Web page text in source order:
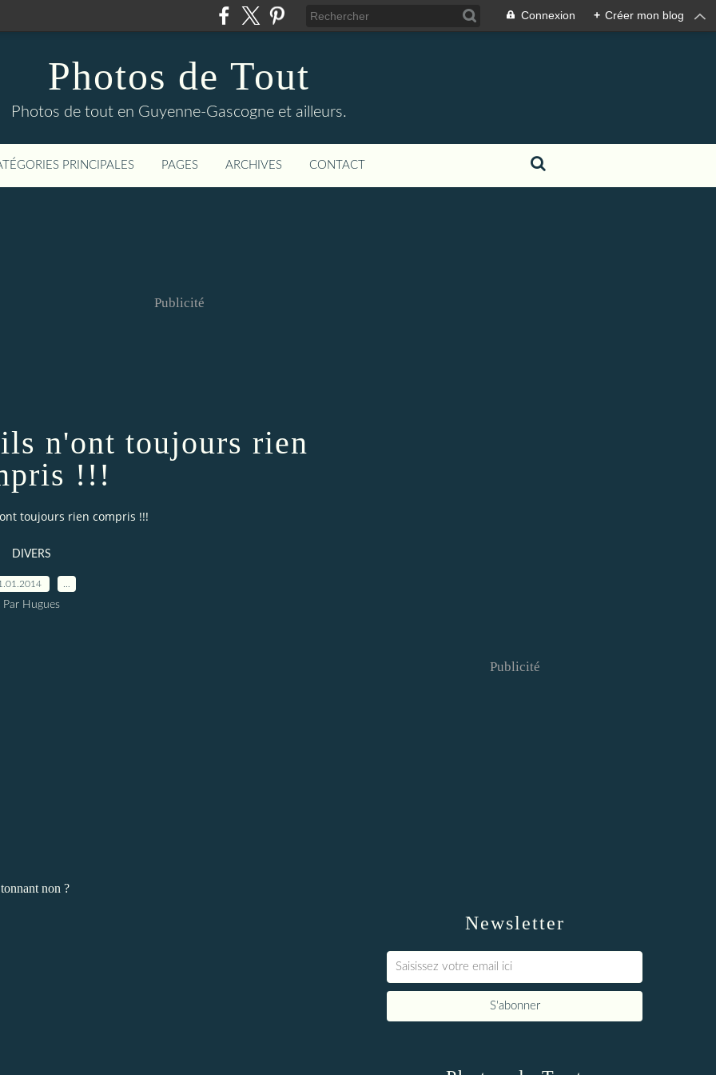
Connexion + Créer mon blog
Photos de Tout
Photos de tout en Guyenne-Gascogne et ailleurs.
PRINCIPALES PAGES ARCHIVES CONTACT
Publicité
n'ont toujours rien
!!!
toujours rien compris !!!
DIVERS
Par Hugues
non ?
Newsletter
Publicité